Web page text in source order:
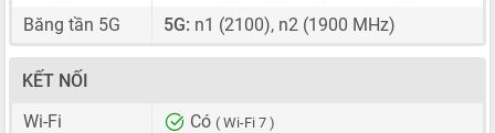
Băng tần 5G
5G: n1 (2100), n2 (1900 MHz)
KẾT NỐI
Wi-Fi
Có ( Wi-Fi 7 )